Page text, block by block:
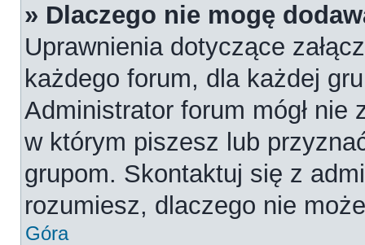
» Dlaczego nie mogę
Uprawnienia dotyczące
każdego forum, dla każdej
Administrator forum mógł nie
w którym piszesz lub
grupom. Skontaktuj się z
rozumiesz, dlaczego nie
Góra